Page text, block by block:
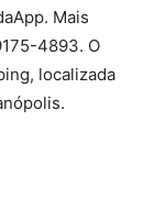
Mais
4893. O
localizada